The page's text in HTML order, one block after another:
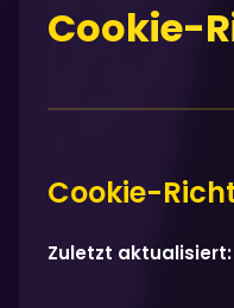
Cookie-
Cookie-
Zuletzt